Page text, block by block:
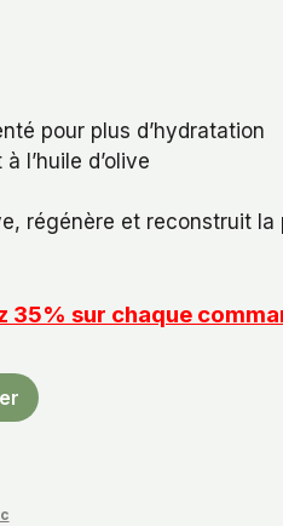
pour plus d’hydratation
l’huile d’olive
régénère et reconstruit la
35% sur chaque